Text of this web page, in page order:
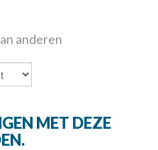
anderen
MET DEZE